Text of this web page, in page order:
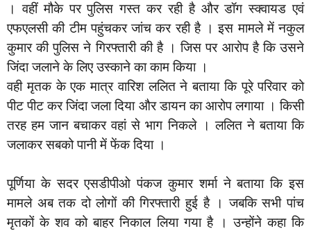
। वहीं मौके पर पुलिस गस्त कर रही है और डॉग स्क्वायड एवं
एफएलसी की टीम पहुंचकर जांच कर रही है । इस मामले में नकुल
कुमार की पुलिस ने गिरफ्तारी की है । जिस पर आरोप है कि उसने
जिंदा जलाने के लिए उस्काने का काम किया ।
वही मृतक के एक मात्र वारिश ललित ने बताया कि पूरे परिवार को
पीट पीट कर जिंदा जला दिया और डायन का आरोप लगाया । किसी
तरह हम जान बचाकर वहां से भाग निकले । ललित ने बताया कि
जलाकर सबको पानी में फेंक दिया ।
पूर्णिया के सदर एसडीपीओ पंकज कुमार शर्मा ने बताया कि इस
मामले अब तक दो लोगों की गिरफ्तारी हुई है । जबकि सभी पांच
मृतकों के शव को बाहर निकाल लिया गया है । उन्होंने कहा कि